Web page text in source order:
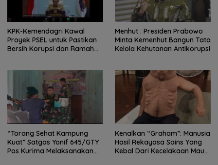
KPK-Kemendagri Kawal
Proyek PSEL untuk Pastikan
Bersih Korupsi dan Ramah
Menhut : Presiden Prabowo
Minta Kemenhut Bangun Tata
Kelola Kehutanan Antikorupsi
“Torang Sehat Kampung
Kuat” Satgas Yonif 645/GTY
Pos Kurima Melaksanakan
Kenalkan “Graham”: Manusia
Hasil Rekayasa Sains Yang
Kebal Dari Kecelakaan Maut